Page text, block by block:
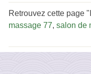
Retrouvez cette page
massage 77, salon de